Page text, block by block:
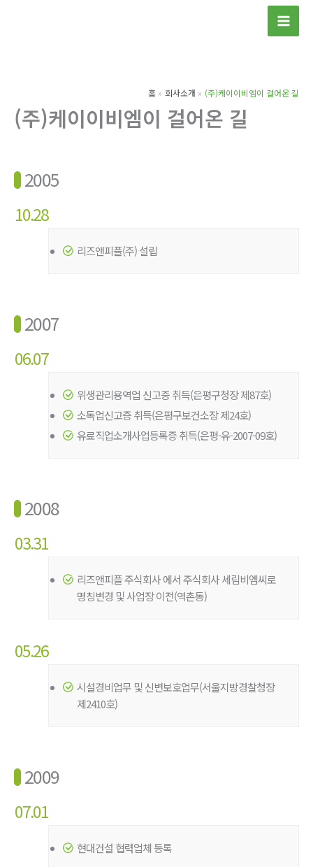
홈 회사소개 (주)케이이비엠이 걸어온 길
(주)케이이비엠이 걸어온 길
2005
10.28
리즈앤피플(주) 설립
2007
06.07
위생관리용역업 신고증 취득(은평구청장 제87호)
소독업신고증 취득(은평구보건소장 제24호)
유료직업소개사업등록증 취득(은평-유-2007-09호)
2008
03.31
리즈앤피플 주식회사 에서 주식회사 세림비엠씨로
명칭변경 및 사업장 이전(역촌동)
05.26
시설경비업무 및 신변보호업무(서울지방경찰청장
제2410호)
2009
07.01
현대건설 협력업체 등록